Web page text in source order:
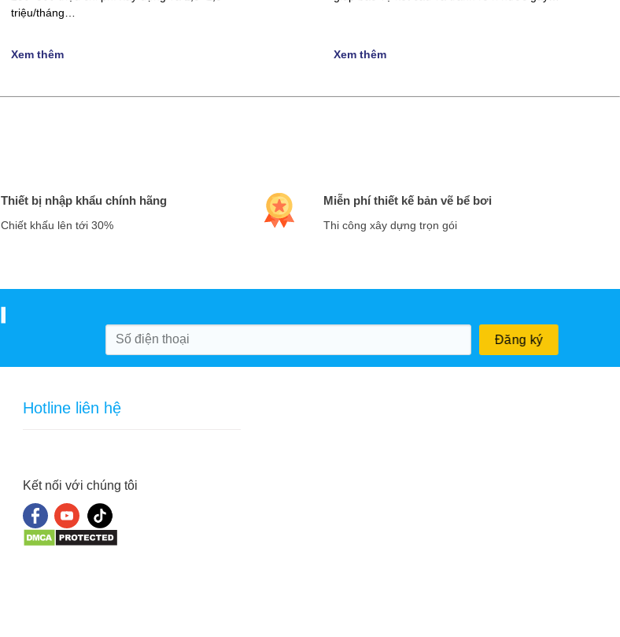
triệu/tháng…
Xem thêm Xem thêm
Thiết bị nhập khẩu chính hãng
Chiết khấu lên tới 30%
Miễn phí thiết kế bản vẽ bể bơi
Thi công xây dựng trọn gói
Hotline liên hệ
Kết nối với chúng tôi